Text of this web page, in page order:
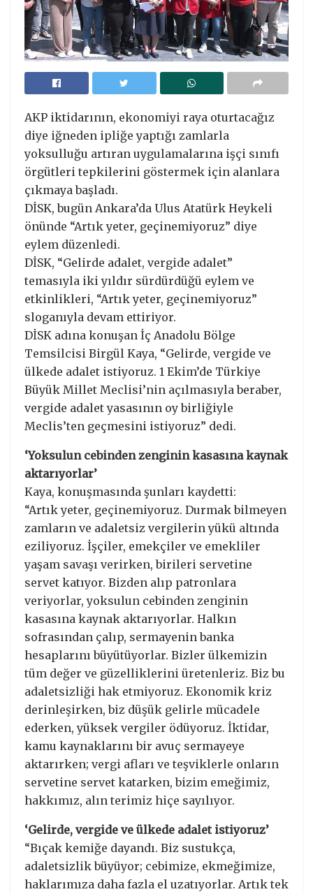
AKP iktidarının, ekonomiyi raya oturtacağız
diye iğneden ipliğe yaptığı zamlarla
yoksulluğu artıran uygulamalarına işçi sınıfı
örgütleri tepkilerini göstermek için alanlara
çıkmaya başladı.
DİSK, bugün Ankara’da Ulus Atatürk Heykeli
önünde “Artık yeter, geçinemiyoruz” diye
eylem düzenledi.
DİSK, “Gelirde adalet, vergide adalet”
temasıyla iki yıldır sürdürdüğü eylem ve
etkinlikleri, “Artık yeter, geçinemiyoruz”
sloganıyla devam ettiriyor.
DİSK adına konuşan İç Anadolu Bölge
Temsilcisi Birgül Kaya, “Gelirde, vergide ve
ülkede adalet istiyoruz. 1 Ekim’de Türkiye
Büyük Millet Meclisi’nin açılmasıyla beraber,
vergide adalet yasasının oy birliğiyle
Meclis’ten geçmesini istiyoruz” dedi.
‘Yoksulun cebinden zenginin kasasına kaynak
aktarıyorlar’
Kaya, konuşmasında şunları kaydetti:
“Artık yeter, geçinemiyoruz. Durmak bilmeyen
zamların ve adaletsiz vergilerin yükü altında
eziliyoruz. İşçiler, emekçiler ve emekliler
yaşam savaşı verirken, birileri servetine
servet katıyor. Bizden alıp patronlara
veriyorlar, yoksulun cebinden zenginin
kasasına kaynak aktarıyorlar. Halkın
sofrasından çalıp, sermayenin banka
hesaplarını büyütüyorlar. Bizler ülkemizin
tüm değer ve güzelliklerini üretenleriz. Biz bu
adaletsizliği hak etmiyoruz. Ekonomik kriz
derinleşirken, biz düşük gelirle mücadele
ederken, yüksek vergiler ödüyoruz. İktidar,
kamu kaynaklarını bir avuç sermayeye
aktarırken; vergi afları ve teşviklerle onların
servetine servet katarken, bizim emeğimiz,
hakkımız, alın terimiz hiçe sayılıyor.
‘Gelirde, vergide ve ülkede adalet istiyoruz’
“Bıçak kemiğe dayandı. Biz sustukça,
adaletsizlik büyüyor; cebimize, ekmeğimize,
haklarımıza daha fazla el uzatıyorlar. Artık tek